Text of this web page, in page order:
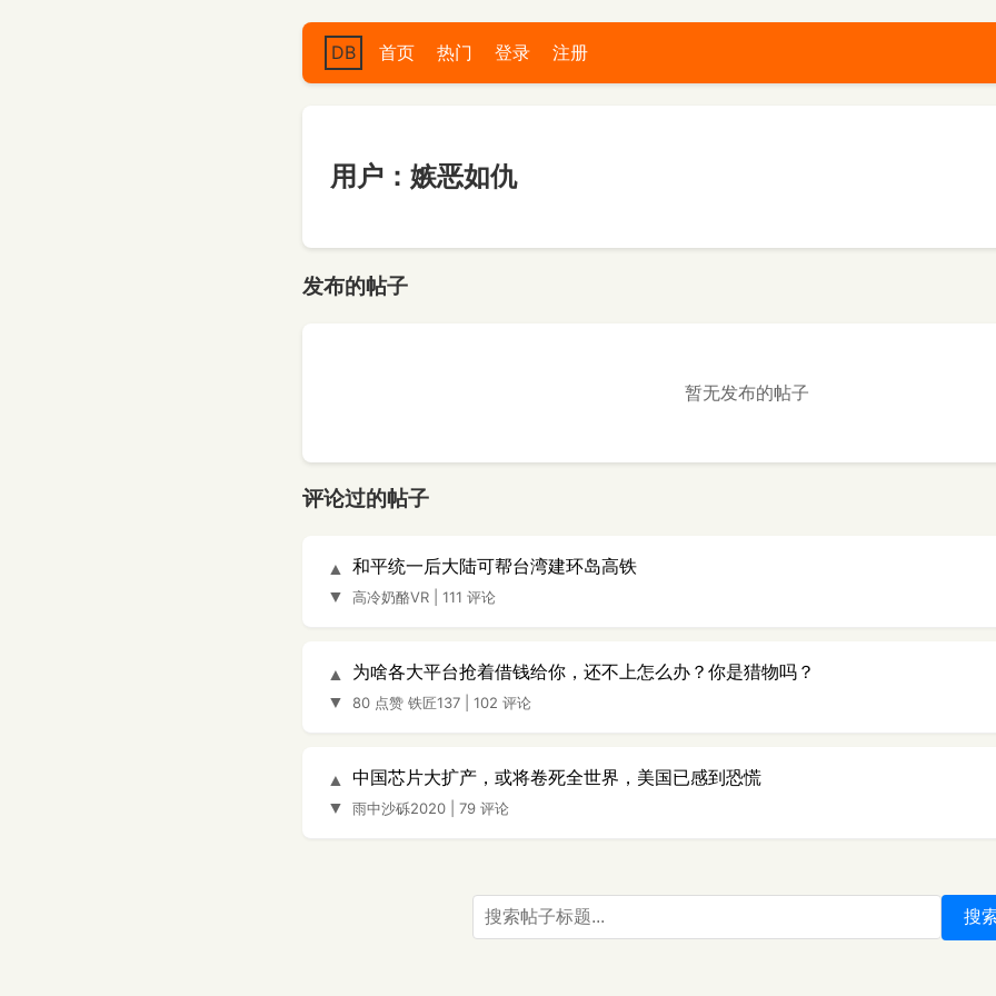
DB 首页 热门 登录 注册
用户：嫉恶如仇
发布的帖子
暂无发布的帖子
评论过的帖子
▲
▼
和平统一后大陆可帮台湾建环岛高铁
高冷奶酪VR 111 评论
▲
▼
为啥各大平台抢着借钱给你，还不上怎么办？你是猎物吗？
80 点赞 铁匠137 102 评论
▲
▼
中国芯片大扩产，或将卷死全世界，美国已感到恐慌
雨中沙砾2020 79 评论
搜